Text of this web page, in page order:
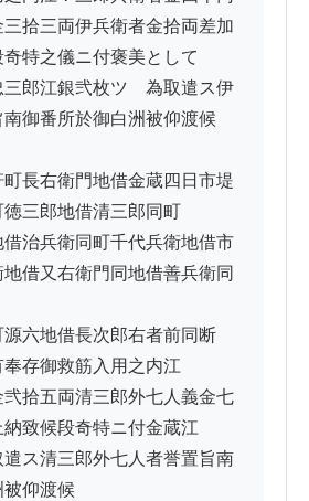
三両伊兵衛者金拾両差加
特之儀ニ付褒美として
江銀弐枚ツゝ為取遣ス伊
御番所於御白洲被仰渡候
長右衛門地借金蔵四日市堤
三郎地借清三郎同町
兵衛同町千代兵衛地借市
借又右衛門同地借善兵衛同
六地借長次郎右者前同断
存御救筋入用之内江
五両清三郎外七人義金七
致候段奇特ニ付金蔵江
清三郎外七人者誉置旨南
仰渡候